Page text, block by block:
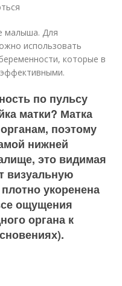
малыша. Для
использовать
которые в
по пульсу
матки? Матка
поэтому
нижней
это видимая
визуальную
укоренена
ощущения
органа к